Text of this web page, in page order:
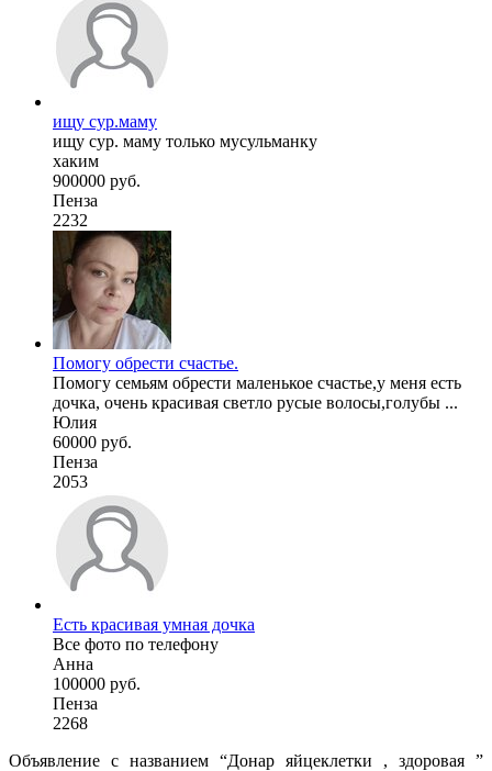
ищу сур.маму
ищу сур. маму только мусульманку
хаким
900000 руб.
Пенза
2232
Помогу обрести счастье.
Помогу семьям обрести маленькое счастье,у меня есть
дочка, очень красивая светло русые волосы,голубы ...
Юлия
60000 руб.
Пенза
2053
Есть красивая умная дочка
Все фото по телефону
Анна
100000 руб.
Пенза
2268
Объявление с названием “Донар яйцеклетки , здоровая ”